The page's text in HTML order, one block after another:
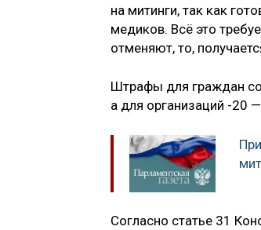
на митинги, так как
медиков. Всё это
отменяют, то,
Штрафы для граждан
а для организаций -20
Согласно статье 31